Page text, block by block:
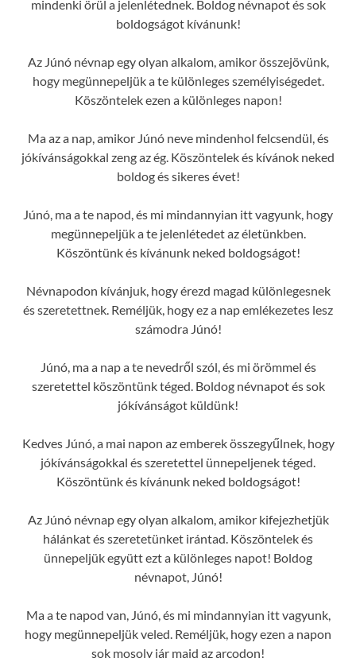
mindenki örül a jelenlétednek. Boldog névnapot és sok
boldogságot kívánunk!
Az Júnó névnap egy olyan alkalom, amikor összejövünk,
hogy megünnepeljük a te különleges személyiségedet.
Köszöntelek ezen a különleges napon!
Ma az a nap, amikor Júnó neve mindenhol felcsendül, és
jókívánságokkal zeng az ég. Köszöntelek és kívánok neked
boldog és sikeres évet!
Júnó, ma a te napod, és mi mindannyian itt vagyunk, hogy
megünnepeljük a te jelenlétedet az életünkben.
Köszöntünk és kívánunk neked boldogságot!
Névnapodon kívánjuk, hogy érezd magad különlegesnek
és szeretettnek. Reméljük, hogy ez a nap emlékezetes lesz
számodra Júnó!
Júnó, ma a nap a te nevedről szól, és mi örömmel és
szeretettel köszöntünk téged. Boldog névnapot és sok
jókívánságot küldünk!
Kedves Júnó, a mai napon az emberek összegyűlnek, hogy
jókívánságokkal és szeretettel ünnepeljenek téged.
Köszöntünk és kívánunk neked boldogságot!
Az Júnó névnap egy olyan alkalom, amikor kifejezhetjük
hálánkat és szeretetünket irántad. Köszöntelek és
ünnepeljük együtt ezt a különleges napot! Boldog
névnapot, Júnó!
Ma a te napod van, Júnó, és mi mindannyian itt vagyunk,
hogy megünnepeljük veled. Reméljük, hogy ezen a napon
sok mosoly jár majd az arcodon!